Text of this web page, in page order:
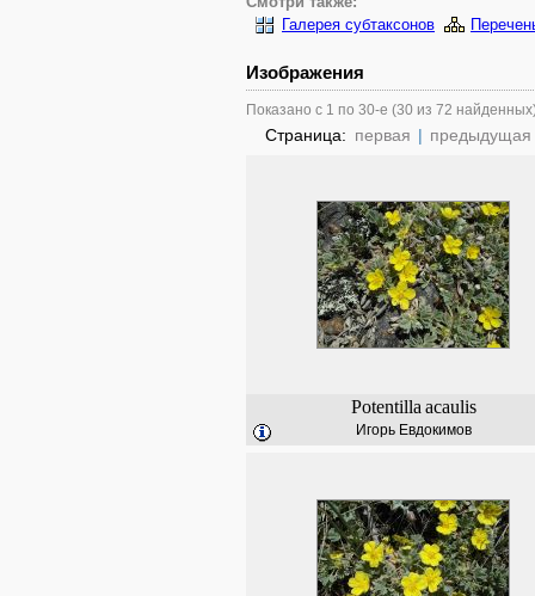
Галерея субтаксонов
Изображения
Показано с 1 по 30-е (30 из 72
Страница: первая | предыдущая
Potentilla acaulis
Игорь Евдокимов